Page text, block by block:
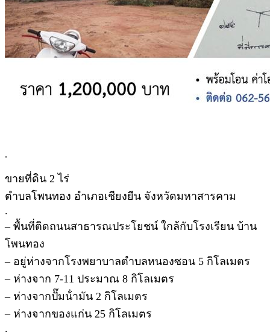
.
ขายที่ดิน 2 ไร่
ตําบลโพนทอง อําเภอเชียงยืน จังหวัดมหาสารคาม
.
– พื้นที่ติดถนนสาธารณประโยชน์ ใกล้กับโรงเรียน บ้าน
โพนทอง
– อยู่ห่างจากโรงพยาบาลตําบลหนองซอน 5 กิโลเมตร
– ห่างจาก 7-11 ประมาณ 8 กิโลเมตร
– ห่างจากปั๊มน้ํามัน 2 กิโลเมตร
– ห่างจากของแก่น 25 กิโลเมตร
.